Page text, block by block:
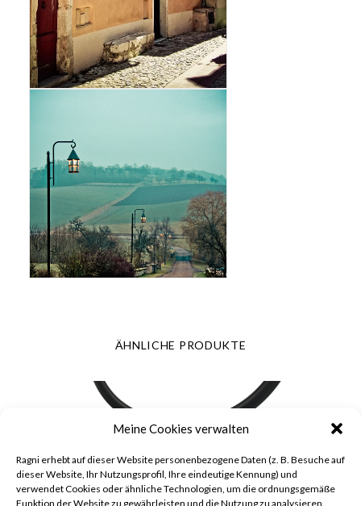
Meine Cookies verwalten
Ragni erhebt auf dieser Website personenbezogene Daten (z. B. Besuche auf
dieser Website, Ihr Nutzungsprofil, Ihre eindeutige Kennung) und
verwendet Cookies oder ähnliche Technologien, um die ordnungsgemäße
Funktion der Website zu gewährleisten und die Nutzung zu analysieren.
ÄHNLICHE PRODUKTE